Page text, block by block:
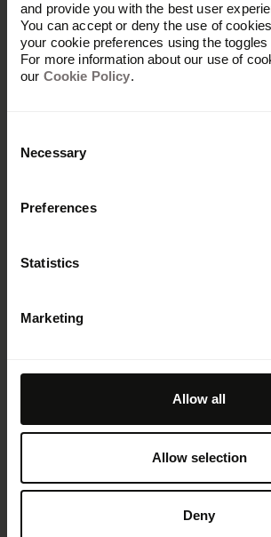
and provide you with the best user
You can accept or deny the use of
your cookie preferences using the toggles
For more information about our use of
our Cookie Policy.
Selection
Necessary
Preferences
Statistics
Marketing
Allow all
Allow selection
Deny
Übersicht
AI at Frontify
Frontify MCP
Guidelines und Portale
Digital Asset Management